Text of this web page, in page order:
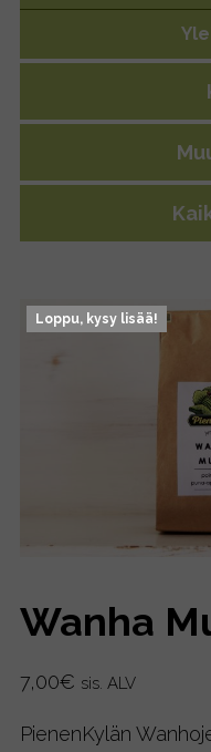
Loppu, kysy lisää!
Wanha
7,00€ sis. ALV
PienenKylän